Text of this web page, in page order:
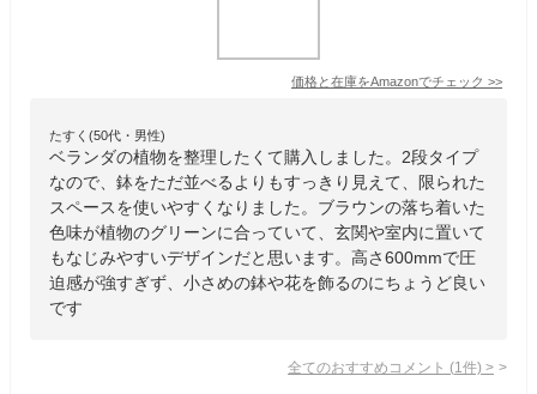
価格と在庫をAmazonでチェック >>
たすく(50代・男性)
ベランダの植物を整理したくて購入しました。2段タイプ
なので、鉢をただ並べるよりもすっきり見えて、限られた
スペースを使いやすくなりました。ブラウンの落ち着いた
色味が植物のグリーンに合っていて、玄関や室内に置いて
もなじみやすいデザインだと思います。高さ600mmで圧
迫感が強すぎず、小さめの鉢や花を飾るのにちょうど良い
です
全てのおすすめコメント (1 件) >